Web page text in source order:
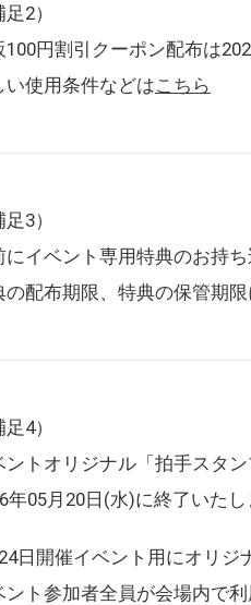
足2）
100円割引クーポン配布は
い使用条件などはこちら
足3）
にイベント専用特典のお持
の配布期限、特典の保管期
足4）
ントオリジナル「拍手スタ
年05月20日(水)に終了いたし
日開催イベント用にオリ
ント参加者全員が会場内で